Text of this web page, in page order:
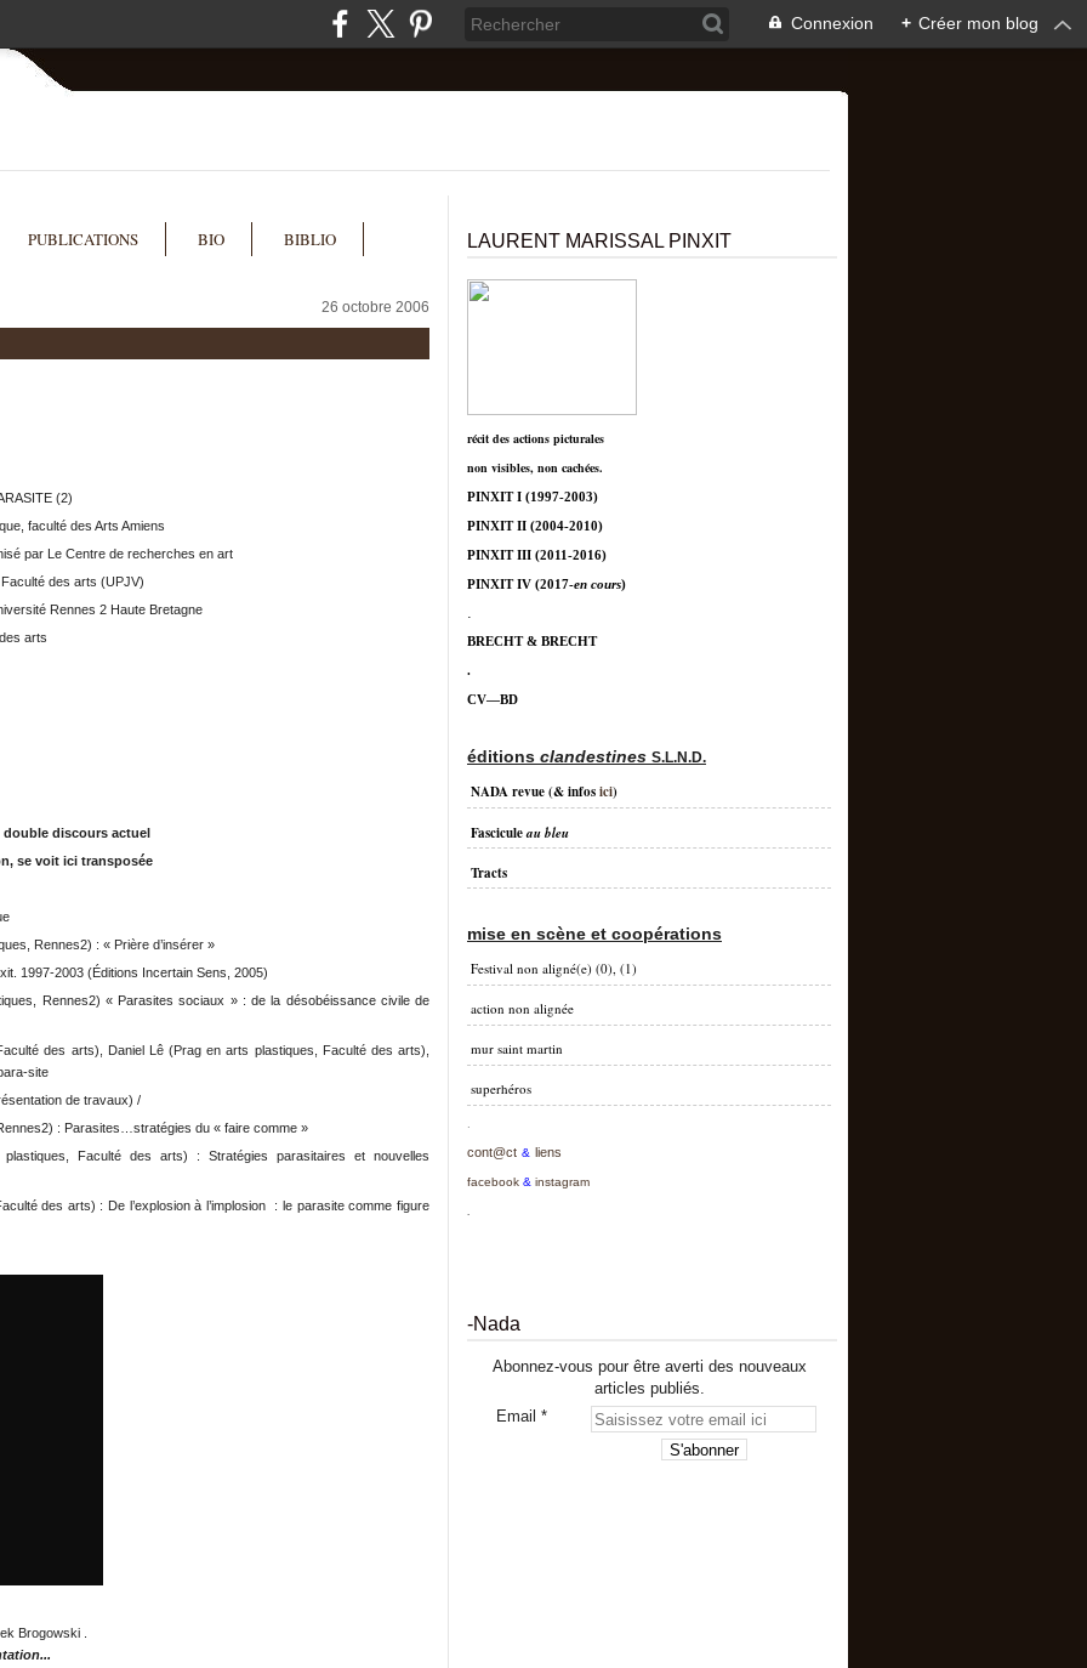
Connexion + Créer mon blog
PUBLICATIONS BIO BIBLIO
26 octobre 2006
(2)
faculté des Arts Amiens
par Le Centre de recherches en art
des arts (UPJV)
Rennes 2 Haute Bretagne
arts
double discours actuel
se voit ici transposée
Rennes2) : « Prière d’insérer »
1997-2003 (Éditions Incertain Sens, 2005)
Rennes2) « Parasites sociaux » : de la désobéissance civile de
des arts), Daniel Lê (Prag en arts plastiques, Faculté des arts),
site
de travaux) /
: Parasites…stratégies du « faire comme »
Faculté des arts) : Stratégies parasitaires et nouvelles
des arts) : De l’explosion à l’implosion : le parasite comme figure
Brogowski .
LAURENT MARISSAL PINXIT
récit des actions picturales
non visibles, non cachées.
PINXIT I (1997-2003)
PINXIT II (2004-2010)
PINXIT III (2011-2016)
PINXIT IV (2017-en cours)
.
BRECHT & BRECHT
.
CV—BD
éditions clandestines S.L.N.D.
NADA revue(& infosici)
Fasciculeau bleu
Tracts
mise en scène et coopérations
Festival non aligné(e) (0), (1)
action non alignée
mur saint martin
superhéros
cont@ct & liens
facebook & instagram
.
-Nada
Abonnez-vous pour être averti des nouveaux
articles publiés.
Email